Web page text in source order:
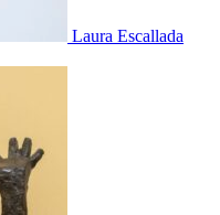
Laura Escallada